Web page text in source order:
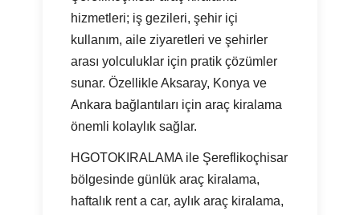
hizmetleri; iş gezileri, şehir içi
kullanım, aile ziyaretleri ve şehirler
arası yolculuklar için pratik çözümler
sunar. Özellikle Aksaray, Konya ve
Ankara bağlantıları için araç kiralama
önemli kolaylık sağlar.
HGOTOKIRALAMA ile Şereflikoçhisar
bölgesinde günlük araç kiralama,
haftalık rent a car, aylık araç kiralama,